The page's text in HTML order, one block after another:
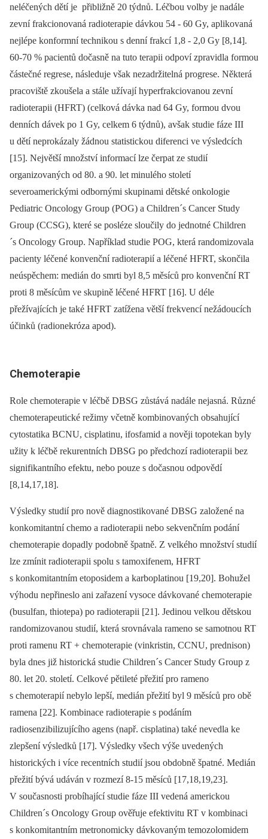
neléčených dětí je přibližně 20 týdnů. Léčbou volby je nadále
zevní frakcionovaná radioterapie dávkou 54 -⁠ 60 Gy, aplikovaná
nejlépe konformní technikou s denní frakcí 1,8 -⁠ 2,0 Gy [8,14].
60-70 % pacientů dočasně na tuto terapii odpoví zpravidla formou
částečné regrese, následuje však nezadržitelná progrese. Některá
pracoviště zkoušela a stále užívají hyperfrakciovanou zevní
radioterapii (HFRT) (celková dávka nad 64 Gy, formou dvou
denních dávek po 1 Gy, celkem 6 týdnů), avšak studie fáze III
u dětí neprokázaly žádnou statistickou diferenci ve výsledcích
[15]. Největší množství informací lze čerpat ze studií
organizovaných od 80. a 90. let minulého století
severoamerickými odbornými skupinami dětské onkologie
Pediatric Oncology Group (POG) a Children´s Cancer Study
Group (CCSG), které se posléze sloučily do jednotné Children
´s Oncology Group. Například studie POG, která randomizovala
pacienty léčené konvenční radioterapií a léčené HFRT, skončila
neúspěchem: medián do smrti byl 8,5 měsíců pro konvenční RT
proti 8 měsícům ve skupině léčené HFRT [16]. U déle
přežívajících je také HFRT zatížena větší frekvencí nežádoucích
účinků (radionekróza apod).
Chemoterapie
Role chemoterapie v léčbě DBSG zůstává nadále nejasná. Různé
chemoterapeutické režimy včetně kombinovaných obsahující
cytostatika BCNU, cisplatinu, ifosfamid a nověji topotekan byly
užity k léčbě rekurentních DBSG po předchozí radioterapii bez
signifikantního efektu, nebo pouze s dočasnou odpovědí
[8,14,17,18].
Výsledky studií pro nově diagnostikované DBSG založené na
konkomitantní chemo a radioterapii nebo sekvenčním podání
chemoterapie dopadly podobně špatně. Z velkého množství studií
lze zmínit radioterapii spolu s tamoxifenem, HFRT
s konkomitantním etoposidem a karboplatinou [19,20]. Bohužel
výhodu nepřineslo ani zařazení vysoce dávkované chemoterapie
(busulfan, thiotepa) po radioterapii [21]. Jedinou velkou dětskou
randomizovanou studií, která srovnávala rameno se samotnou RT
proti ramenu RT + chemoterapie (vinkristin, CCNU, prednison)
byla dnes již historická studie Children´s Cancer Study Group z
80. let 20. století. Celkové pětileté přežití pro rameno
s chemoterapií nebylo lepší, medián přežití byl 9 měsíců pro obě
ramena [22]. Kombinace radioterapie s podáním
radiosenzibilizujícího agens (např. cisplatina) také nevedla ke
zlepšení výsledků [17]. Výsledky všech výše uvedených
historických i více recentních studií jsou obdobně špatné. Medián
přežití bývá udáván v rozmezí 8-15 měsíců [17,18,19,23].
V současnosti probíhající studie fáze III vedená americkou
Children´s Oncology Group ověřuje efektivitu RT v kombinaci
s konkomitantním metronomicky dávkovaným temozolomidem